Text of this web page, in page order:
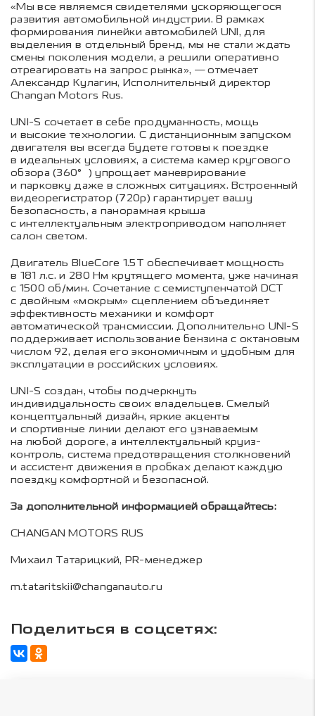
«Мы все являемся свидетелями ускоряющегося
развития автомобильной индустрии. В рамках
формирования линейки автомобилей UNI, для
выделения в отдельный бренд, мы не стали ждать
смены поколения модели, а решили оперативно
отреагировать на запрос рынка», — отмечает
Александр Кулагин, Исполнительный директор
Changan Motors Rus.
UNI-S сочетает в себе продуманность, мощь
и высокие технологии. С дистанционным запуском
двигателя вы всегда будете готовы к поездке
в идеальных условиях, а система камер кругового
обзора (360°) упрощает маневрирование
и парковку даже в сложных ситуациях. Встроенный
видеорегистратор (720p) гарантирует вашу
безопасность, а панорамная крыша
с интеллектуальным электроприводом наполняет
салон светом.
Двигатель BlueCore 1.5T обеспечивает мощность
в 181 л.с. и 280 Нм крутящего момента, уже начиная
с 1500 об/мин. Сочетание с семиступенчатой DCT
с двойным «мокрым» сцеплением объединяет
эффективность механики и комфорт
автоматической трансмиссии. Дополнительно UNI-S
поддерживает использование бензина с октановым
числом 92, делая его экономичным и удобным для
эксплуатации в российских условиях.
UNI-S создан, чтобы подчеркнуть
индивидуальность своих владельцев. Смелый
концептуальный дизайн, яркие акценты
и спортивные линии делают его узнаваемым
на любой дороге, а интеллектуальный круиз-
контроль, система предотвращения столкновений
и ассистент движения в пробках делают каждую
поездку комфортной и безопасной.
За дополнительной информацией обращайтесь:
CHANGAN MOTORS RUS
Михаил Татарицкий, PR-менеджер
m.tataritskii@changanauto.ru
Поделиться в соцсетях: